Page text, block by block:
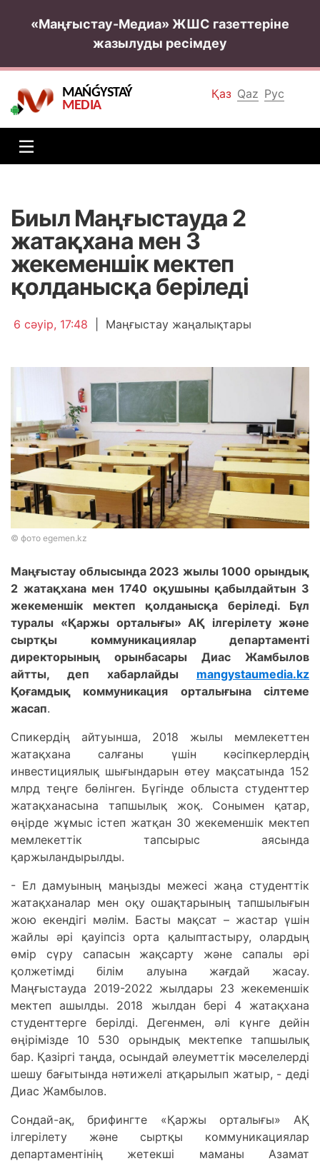
«Маңғыстау-Медиа» ЖШС газеттеріне
жазылуды ресімдеу
Қаз Qaz Рус
MAŃǴYSTAÝ
MEDIA
Биыл Маңғыстауда 2
жатақхана мен 3
жекеменшік мектеп
қолданысқа беріледі
6 сәуір, 17:48 Маңғыстау жаңалықтары
© фото egemen.kz
Маңғыстау облысында 2023 жылы 1000 орындық
2 жатақхана мен 1740 оқушыны қабылдайтын 3
жекеменшік мектеп қолданысқа беріледі. Бұл
туралы «Қаржы орталығы» АҚ ілгерілету және
сыртқы коммуникациялар департаменті
директорының орынбасары Диас Жамбылов
айтты, деп хабарлайды mangystaumedia.kz
Қоғамдық коммуникация орталығына сілтеме
жасап.
Спикердің айтуынша, 2018 жылы мемлекеттен
жатақхана салғаны үшін кәсіпкерлердің
инвестициялық шығындарын өтеу мақсатында 152
млрд теңге бөлінген. Бүгінде облыста студенттер
жатақханасына тапшылық жоқ. Сонымен қатар,
өңірде жұмыс істеп жатқан 30 жекеменшік мектеп
мемлекеттік тапсырыс аясында
қаржыландырылды.
- Ел дамуының маңызды межесі жаңа студенттік
жатақханалар мен оқу ошақтарының тапшылығын
жою екендігі мәлім. Басты мақсат – жастар үшін
жайлы әрі қауіпсіз орта қалыптастыру, олардың
өмір сүру сапасын жақсарту және сапалы әрі
қолжетімді білім алуына жағдай жасау.
Маңғыстауда 2019-2022 жылдары 23 жекеменшік
мектеп ашылды. 2018 жылдан бері 4 жатақхана
студенттерге берілді. Дегенмен, әлі күнге дейін
өңірімізде 10 530 орындық мектепке тапшылық
бар. Қазіргі таңда, осындай әлеуметтік мәселелерді
шешу бағытында нәтижелі атқарылып жатыр, - деді
Диас Жамбылов.
Сондай-ақ, брифингте «Қаржы орталығы» АҚ
ілгерілету және сыртқы коммуникациялар
департаментінің жетекші маманы Азамат